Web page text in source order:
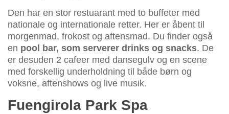
Den har en stor restuarant med to buffeter med
nationale og internationale retter. Her er åbent til
morgenmad, frokost og aftensmad. Du finder også
en pool bar, som serverer drinks og snacks. De
er desuden 2 cafeer med dansegulv og en scene
med forskellig underholdning til både børn og
voksne, aftenshows og live musik.
Fuengirola Park Spa